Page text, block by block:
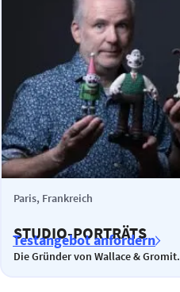
Paris, Frankreich
STUDIO-PORTRÄTS
Die Gründer von Wallace & Gromit.
Testangebot anfordern